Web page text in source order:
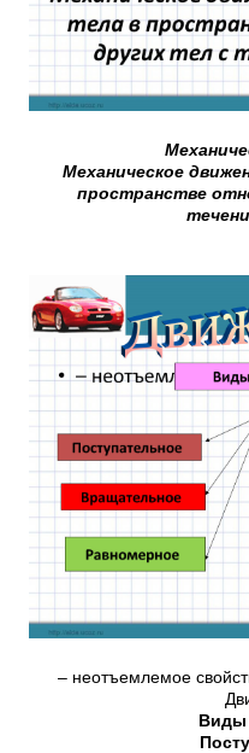
Механическое
пространстве
– неотъемлемое
Виды